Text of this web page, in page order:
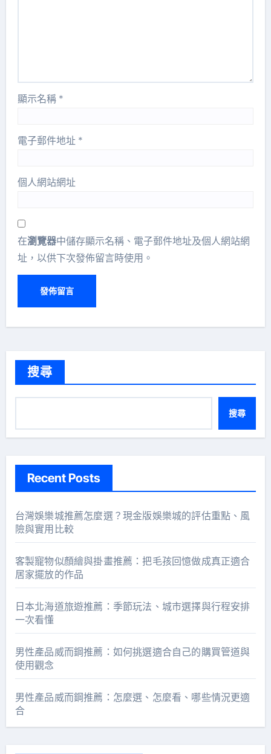
顯示名稱 *
電子郵件地址 *
個人網站網址
在瀏覽器中儲存顯示名稱、電子郵件地址及個人網站網
址，以供下次發佈留言時使用。
搜尋
搜尋
Recent Posts
台灣娛樂城推薦怎麼選？現金版娛樂城的評估重點、風
險與實用比較
客製寵物似顏繪與掛畫推薦：把毛孩回憶做成真正適合
居家擺放的作品
日本北海道旅遊推薦：季節玩法、城市選擇與行程安排
一次看懂
男性產品威而鋼推薦：如何挑選適合自己的購買管道與
使用觀念
男性產品威而鋼推薦：怎麼選、怎麼看、哪些情況更適
合